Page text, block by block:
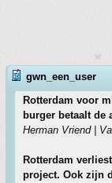
gwn_een_user
Rotterdam voor
burger betaalt
Herman Vriend |
Rotterdam
project. Ook zijn